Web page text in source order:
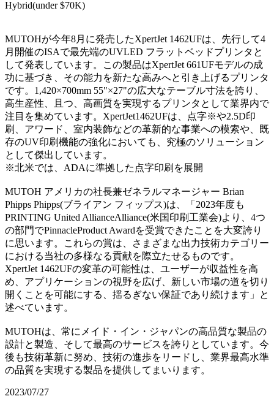
Hybrid(under $70K)
MUTOHが今年8月に発売したXpertJet 1462UFは、先行して4
月開催のISAで最先端のUVLED フラットベッドプリンタと
して発表しています。この製品はXpertJet 661UFモデルの成
功に基づき、その能力を新たな高みへと引き上げるプリンタ
です。1,420×700mm 55"×27"の広大なテーブル寸法を誇り、
高生産性、且つ、高画質を実現するプリンタとして業界内で
注目を集めています。XpertJet1462UFは、点字※や2.5D印
刷、アワード、室内装飾などの革新的な事業への模索や、既
存のUV印刷機能の強化においても、究極のソリューション
として傑出しています。
※北米では、ADAに準拠した点字印刷を展開
MUTOH アメリカの社長兼ゼネラルマネージャー Brian
Phipps Phipps(ブライアン フィップス)は、「2023年度も
PRINTING United AllianceAlliance(米国印刷工業会)より、4つ
の部門でPinnacleProduct Awardを受賞できたことを大変誇り
に思います。これらの賞は、さまざまな出力技術カテゴリー
における当社の多様なる貢献を際立たせるものです。
XpertJet 1462UFの変革の可能性は、ユーザーが収益性を高
め、アプリケーションの視野を広げ、新しい市場の道を切り
開くことを可能にする、揺るぎない保証であり続けます」と
述べています。
MUTOHは、常にメイド・イン・ジャパンの高品質な製品の
設計と製造、そして最高のサービスを誇りとしています。今
後も技術革新に努め、技術の進歩をリードし、業界最高水準
の品質を実現する製品を提供してまいります。
2023/07/27